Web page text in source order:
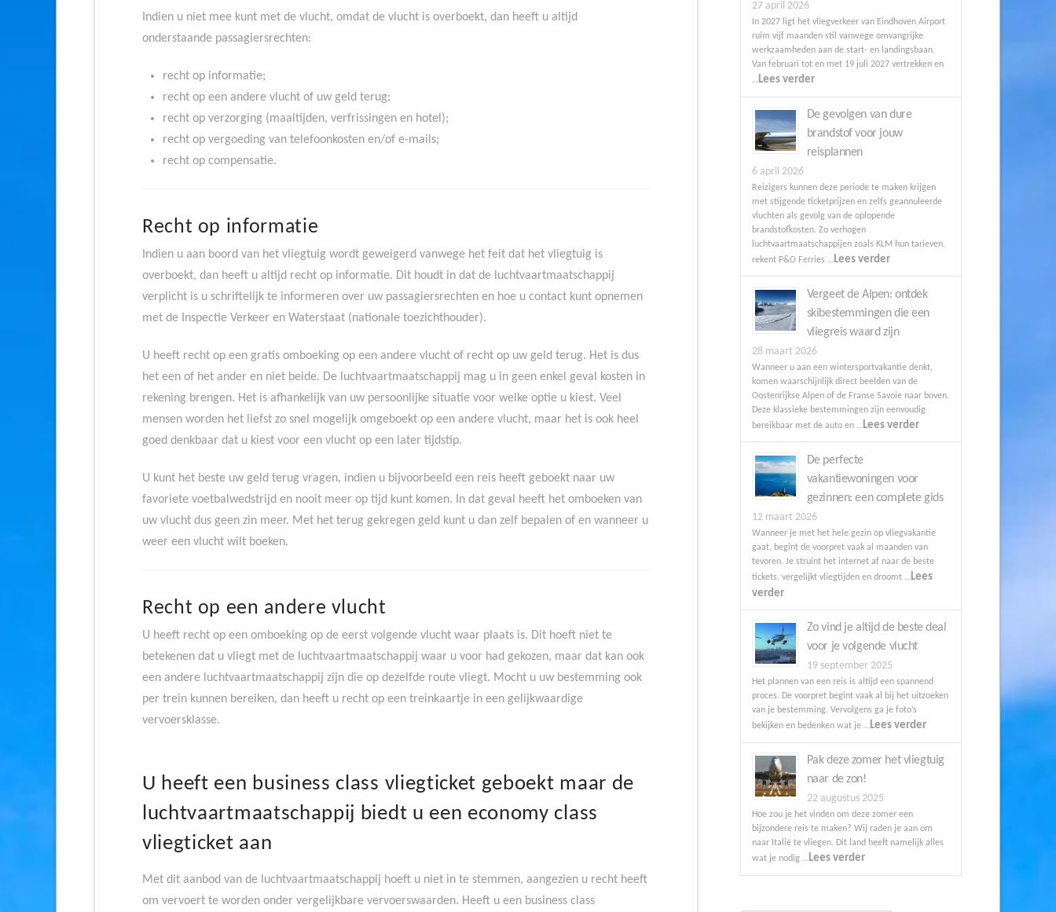
Indien u niet mee kunt met de vlucht, omdat de vlucht is overboekt, dan heeft u altijd
onderstaande passagiersrechten:
recht op informatie;
recht op een andere vlucht of uw geld terug;
recht op verzorging (maaltijden, verfrissingen en hotel);
recht op vergoeding van telefoonkosten en/of e-mails;
recht op compensatie.
Recht op informatie
Indien u aan boord van het vliegtuig wordt geweigerd vanwege het feit dat het vliegtuig is
overboekt, dan heeft u altijd recht op informatie. Dit houdt in dat de luchtvaartmaatschappij
verplicht is u schriftelijk te informeren over uw passagiersrechten en hoe u contact kunt opnemen
met de Inspectie Verkeer en Waterstaat (nationale toezichthouder).
U heeft recht op een gratis omboeking op een andere vlucht of recht op uw geld terug. Het is dus
het een of het ander en niet beide. De luchtvaartmaatschappij mag u in geen enkel geval kosten in
rekening brengen. Het is afhankelijk van uw persoonlijke situatie voor welke optie u kiest. Veel
mensen worden het liefst zo snel mogelijk omgeboekt op een andere vlucht, maar het is ook heel
goed denkbaar dat u kiest voor een vlucht op een later tijdstip.
U kunt het beste uw geld terug vragen, indien u bijvoorbeeld een reis heeft geboekt naar uw
favoriete voetbalwedstrijd en nooit meer op tijd kunt komen. In dat geval heeft het omboeken van
uw vlucht dus geen zin meer. Met het terug gekregen geld kunt u dan zelf bepalen of en wanneer u
weer een vlucht wilt boeken.
Recht op een andere vlucht
U heeft recht op een omboeking op de eerst volgende vlucht waar plaats is. Dit hoeft niet te
betekenen dat u vliegt met de luchtvaartmaatschappij waar u voor had gekozen, maar dat kan ook
een andere luchtvaartmaatschappij zijn die op dezelfde route vliegt. Mocht u uw bestemming ook
per trein kunnen bereiken, dan heeft u recht op een treinkaartje in een gelijkwaardige
vervoersklasse.
U heeft een business class vliegticket geboekt maar de
luchtvaartmaatschappij biedt u een economy class
vliegticket aan
Met dit aanbod van de luchtvaartmaatschappij hoeft u niet in te stemmen, aangezien u recht heeft
om vervoert te worden onder vergelijkbare vervoerswaarden. Heeft u een business class
27 april 2026
In 2027 ligt het vliegverkeer van Eindhoven Airport
ruim vijf maanden stil vanwege omvangrijke
werkzaamheden aan de start- en landingsbaan.
Van februari tot en met 19 juli 2027 vertrekken en
…Lees verder
De gevolgen van dure
brandstof voor jouw
reisplannen
6 april 2026
Reizigers kunnen deze periode te maken krijgen
met stijgende ticketprijzen en zelfs geannuleerde
vluchten als gevolg van de oplopende
brandstofkosten. Zo verhogen
luchtvaartmaatschappijen zoals KLM hun tarieven,
rekent P&O Ferries …Lees verder
Vergeet de Alpen: ontdek
skibestemmingen die een
vliegreis waard zijn
28 maart 2026
Wanneer u aan een wintersportvakantie denkt,
komen waarschijnlijk direct beelden van de
Oostenrijkse Alpen of de Franse Savoie naar boven.
Deze klassieke bestemmingen zijn eenvoudig
bereikbaar met de auto en …Lees verder
De perfecte
vakantiewoningen voor
gezinnen: een complete gids
12 maart 2026
Wanneer je met het hele gezin op vliegvakantie
gaat, begint de voorpret vaak al maanden van
tevoren. Je struint het internet af naar de beste
tickets, vergelijkt vliegtijden en droomt …Lees
verder
Zo vind je altijd de beste deal
voor je volgende vlucht
19 september 2025
Het plannen van een reis is altijd een spannend
proces. De voorpret begint vaak al bij het uitzoeken
van je bestemming. Vervolgens ga je foto’s
bekijken en bedenken wat je …Lees verder
Pak deze zomer het vliegtuig
naar de zon!
22 augustus 2025
Hoe zou je het vinden om deze zomer een
bijzondere reis te maken? Wij raden je aan om
naar Italië te vliegen. Dit land heeft namelijk alles
wat je nodig …Lees verder